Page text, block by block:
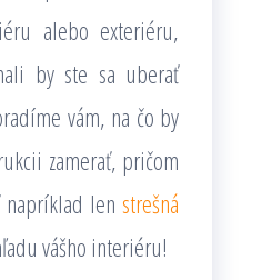
alebo exteriéru,
by ste sa uberať
vám, na čo by
zamerať, pričom
napríklad len strešná
vášho interiéru!